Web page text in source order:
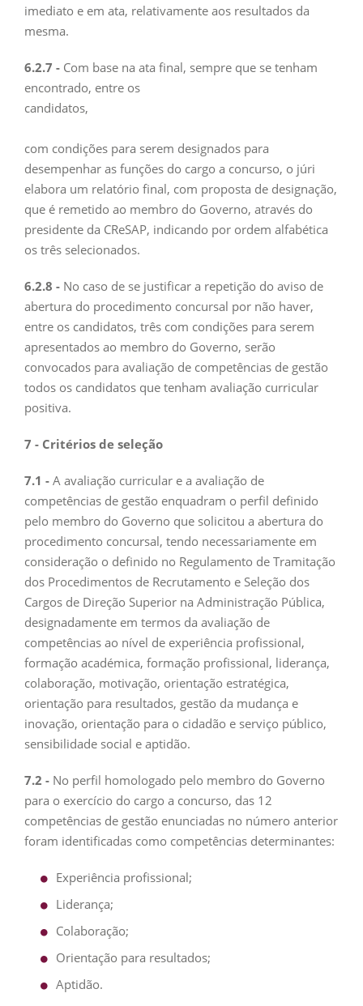
imediato e em ata, relativamente aos resultados da
mesma.
6.2.7 - Com base na ata final, sempre que se tenham
encontrado, entre os
com condições para serem designados para
desempenhar as funções do cargo a concurso, o júri
elabora um relatório final, com proposta de designação,
que é remetido ao membro do Governo, através do
presidente da CReSAP, indicando por ordem alfabética
os três selecionados.
6.2.8 - No caso de se justificar a repetição do aviso de
abertura do procedimento concursal por não haver,
entre os candidatos, três com condições para serem
apresentados ao membro do Governo, serão
convocados para avaliação de competências de gestão
todos os candidatos que tenham avaliação curricular
positiva.
7 - Critérios de seleção
7.1 - A avaliação curricular e a avaliação de
competências de gestão enquadram o perfil definido
pelo membro do Governo que solicitou a abertura do
procedimento concursal, tendo necessariamente em
consideração o definido no Regulamento de Tramitação
dos Procedimentos de Recrutamento e Seleção dos
Cargos de Direção Superior na Administração Pública,
designadamente em termos da avaliação de
competências ao nível de experiência profissional,
formação académica, formação profissional, liderança,
colaboração, motivação, orientação estratégica,
orientação para resultados, gestão da mudança e
inovação, orientação para o cidadão e serviço público,
sensibilidade social e aptidão.
7.2 - No perfil homologado pelo membro do Governo
para o exercício do cargo a concurso, das 12
competências de gestão enunciadas no número anterior
foram identificadas como competências determinantes:
Experiência profissional;
Liderança;
Colaboração;
Orientação para resultados;
Aptidão.